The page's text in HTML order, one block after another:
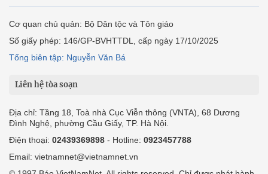
Cơ quan chủ quản: Bộ Dân tộc và Tôn giáo
Số giấy phép: 146/GP-BVHTTDL, cấp ngày 17/10/2025
Tổng biên tập: Nguyễn Văn Bá
Liên hệ tòa soạn
Địa chỉ: Tầng 18, Toà nhà Cục Viễn thông (VNTA), 68 Dương
Đình Nghệ, phường Cầu Giấy, TP. Hà Nội.
Điện thoại: 02439369898 - Hotline: 0923457788
Email: vietnamnet@vietnamnet.vn